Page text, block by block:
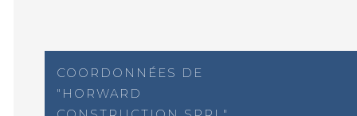
COORDONNÉES DE
"HORWARD